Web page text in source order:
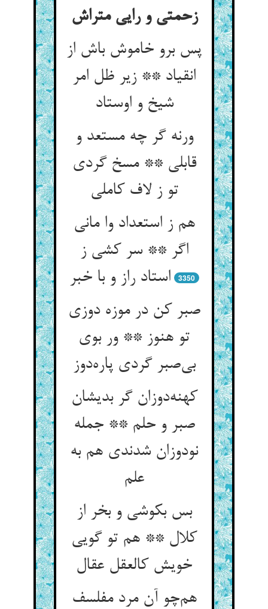
زحمتی و رایی متراش
پس برو خاموش باش از
انقیاد ** زیر ظل امر
شیخ و اوستاد
ورنه گر چه مستعد و
قابلی ** مسخ گردی
تو ز لاف کاملی
هم ز استعداد وا مانی
اگر ** سر کشی ز
استاد راز و با خبر
3350
صبر کن در موزه دوزی
تو هنوز ** ور بوی
بی‌صبر گردی پاره‌دوز
کهنه‌دوزان گر بدیشان
صبر و حلم ** جمله
نودوزان شدندی هم به
علم
بس بکوشی و بخر از
کلال ** هم تو گویی
خویش کالعقل عقال
هم‌چو آن مرد مفلسف